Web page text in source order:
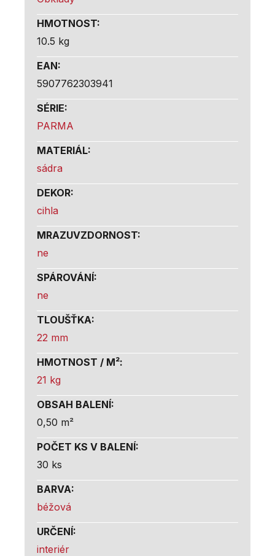
HMOTNOST:
10.5 kg
EAN:
5907762303941
SÉRIE:
PARMA
MATERIÁL:
sádra
DEKOR:
cihla
MRAZUVZDORNOST:
ne
SPÁROVÁNÍ:
ne
TLOUŠŤKA:
22 mm
HMOTNOST / M²:
21 kg
OBSAH BALENÍ:
0,50 m²
POČET KS V BALENÍ:
30 ks
BARVA:
béžová
URČENÍ:
interiér